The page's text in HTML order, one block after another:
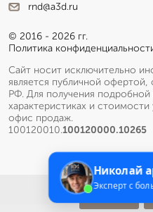
rnd@a3d.ru
© 2016 - 2026 гг.
Политика
Сайт носит исключительно
является публичной
РФ. Для получения
характеристиках и
офис продаж.
100120010.100120000.10265
Меню
Николай
Эксперт с